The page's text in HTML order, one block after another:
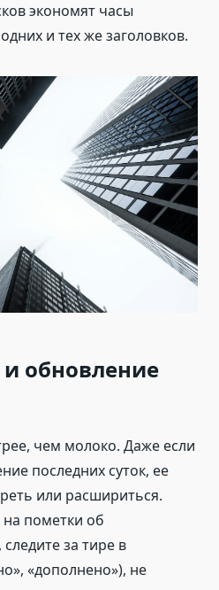
экономят часы
и тех же заголовков.
обновление
чем молоко. Даже если
последних суток, ее
или расшириться.
пометки об
за тире в
«дополнено»), не